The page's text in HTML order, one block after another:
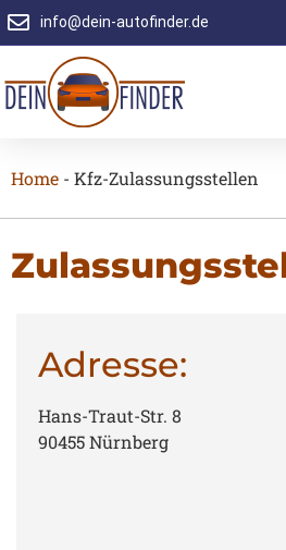
info@dein-autofinder.de
Home - Kfz-Zulassungsstellen
Adresse:
Hans-Traut-Str. 8
90455 Nürnberg